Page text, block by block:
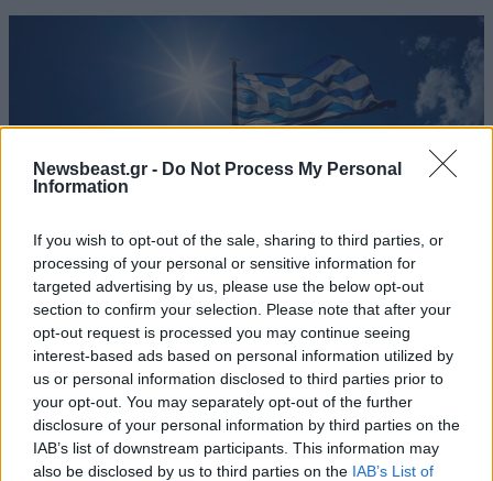
Newsbeast.gr - Do Not Process My Personal
Information
If you wish to opt-out of the sale, sharing to third parties, or
processing of your personal or sensitive information for
targeted advertising by us, please use the below opt-out
section to confirm your selection. Please note that after your
opt-out request is processed you may continue seeing
interest-based ads based on personal information utilized by
us or personal information disclosed to third parties prior to
your opt-out. You may separately opt-out of the further
disclosure of your personal information by third parties on the
IAB’s list of downstream participants. This information may
also be disclosed by us to third parties on the IAB’s List of
ΠΟΛΙΤΙΚΗ06·08·2026 06:19
Πώς σχεδιάζει η κυβέρνηση να κλείσει τους
ανοιχτούς λογαριασμούς με Λιβύη, Αλβανία και
Τουρκία για τη χάραξη ΑΟΖ